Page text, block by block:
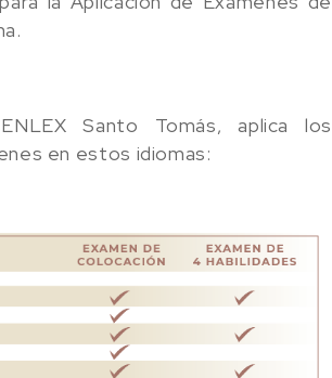
Santo Tomás, aplica los
en estos idiomas: